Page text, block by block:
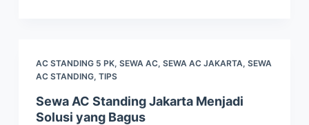
AC STANDING 5 PK, SEWA AC, SEWA AC JAKARTA, SEWA
AC STANDING, TIPS
Sewa AC Standing Jakarta Menjadi
Solusi yang Bagus